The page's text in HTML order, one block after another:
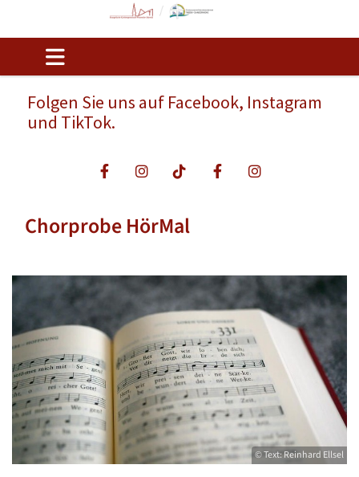
Folgen Sie uns auf Facebook, Instagram
und TikTok.
Chorprobe HörMal
© Text: Reinhard Ellsel